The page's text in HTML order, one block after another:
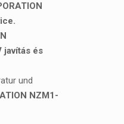
javítás és
und
NZM1-